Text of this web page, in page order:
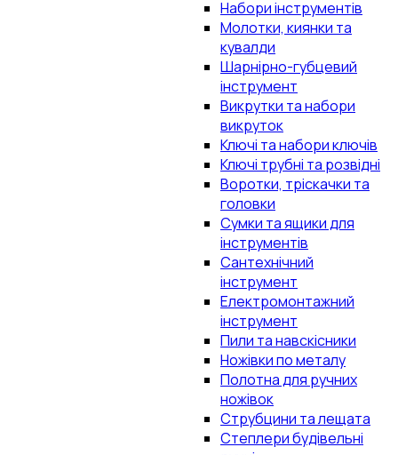
Набори інструментів
Молотки, киянки та
кувалди
Шарнірно-губцевий
інструмент
Викрутки та набори
викруток
Ключі та набори ключів
Ключі трубні та розвідні
Воротки, тріскачки та
головки
Сумки та ящики для
інструментів
Сантехнічний
інструмент
Електромонтажний
інструмент
Пили та навскісники
Ножівки по металу
Полотна для ручних
ножівок
Струбцини та лещата
Степлери будівельні